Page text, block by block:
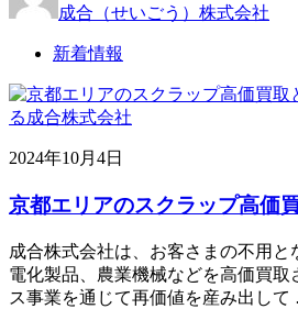
成合（せいごう）株式会社
新着情報
2024年10月4日
京都エリアのスクラップ高価
成合株式会社は、お客さまの不用
電化製品、農業機械などを高価買取
ス事業を通じて再価値を産み出し